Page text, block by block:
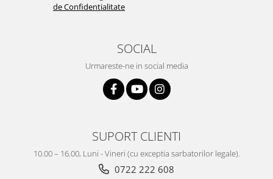
de Confidentialitate
SOCIAL
Urmareste-ne in social media
SUPORT CLIENTI
10.00 – 16.00, Luni - Vineri (cu exceptia sarbatorilor legale).
0722 222 608